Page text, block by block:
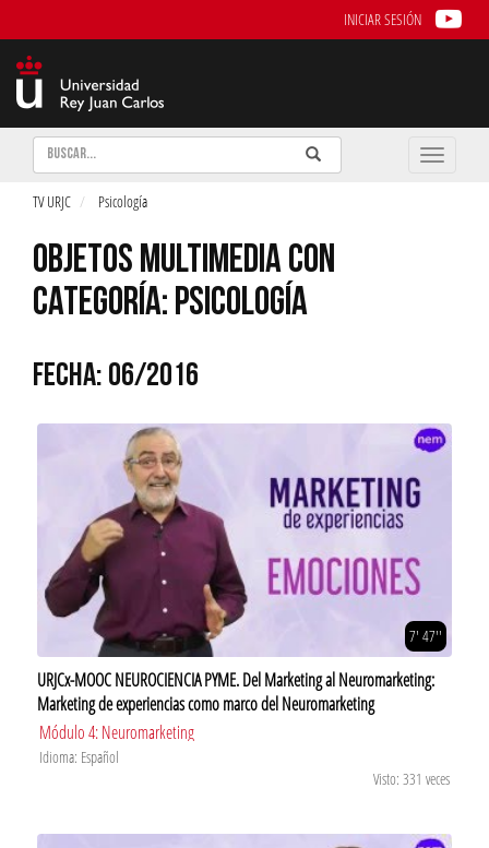
INICIAR SESIÓN
Buscar Enviar
Buscar
Toggle
TV URJC Psicología
OBJETOS MULTIMEDIA CON
CATEGORÍA: PSICOLOGÍA
FECHA: 06/2016
7' 47''
URJCx-MOOC NEUROCIENCIA PYME. Del Marketing al Neuromarketing:
Marketing de experiencias como marco del Neuromarketing
Módulo 4: Neuromarketing
Idioma: Español
Visto: 331 veces